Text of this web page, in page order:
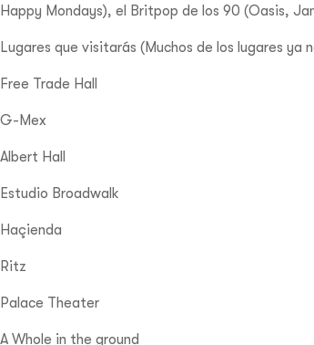
Happy Mondays), el Britpop de los 90 (Oasis,
Lugares que visitarás (Muchos de los lugares
Free Trade Hall
G-Mex
Albert Hall
Estudio Broadwalk
Haçienda
Ritz
Palace Theater
A Whole in the ground